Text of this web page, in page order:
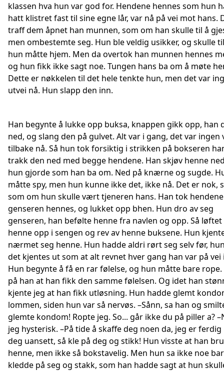
klassen hva hun var god for. Hendene hennes som hun
hatt klistret fast til sine egne lår, var nå på vei mot hans.
traff dem åpnet han munnen, som om han skulle til å
men ombestemte seg. Hun ble veldig usikker, og skulle
hun måtte hjem. Men da overtok han munnen hennes
og hun fikk ikke sagt noe. Tungen hans ba om å møte
Dette er nøkkelen til det hele tenkte hun, men det var
utvei nå. Hun slapp den inn.
Han begynte å lukke opp buksa, knappen gikk opp, han
ned, og slang den på gulvet. Alt var i gang, det var ingen
tilbake nå. Så hun tok forsiktig i strikken på bokseren
trakk den ned med begge hendene. Han skjøv henne
hun gjorde som han ba om. Ned på knærne og sugde.
måtte spy, men hun kunne ikke det, ikke nå. Det er nok,
som om hun skulle vært tjeneren hans. Han tok
genseren hennes, og lukket opp bhen. Hun dro av seg
genseren, han befølte henne fra navlen og opp. Så løftet
henne opp i sengen og rev av henne buksene. Hun
nærmet seg henne. Hun hadde aldri rørt seg selv før,
det kjentes ut som at alt revnet hver gang han var på vei
Hun begynte å få en rar følelse, og hun måtte bare rope.
på han at han fikk den samme følelsen. Og idet han
kjente jeg at han fikk utløsning. Hun hadde glemt
lommen, siden hun var så nervøs. –Sånn, sa han og
glemte kondom! Ropte jeg. So... går ikke du på piller a?
jeg hysterisk. –På tide å skaffe deg noen da, jeg er ferdig
deg uansett, så kle på deg og stikk! Hun visste at han
henne, men ikke så bokstavelig. Men hun sa ikke noe
kledde på seg og stakk, som han hadde sagt at hun